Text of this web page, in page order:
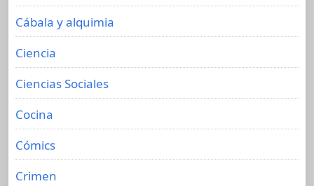
Cábala y alquimia
Ciencia
Ciencias Sociales
Cocina
Cómics
Crimen